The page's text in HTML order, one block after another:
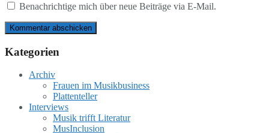
Benachrichtige mich über neue Beiträge via E-Mail.
Kategorien
Archiv
Frauen im Musikbusiness
Plattenteller
Interviews
Musik trifft Literatur
MusInclusion